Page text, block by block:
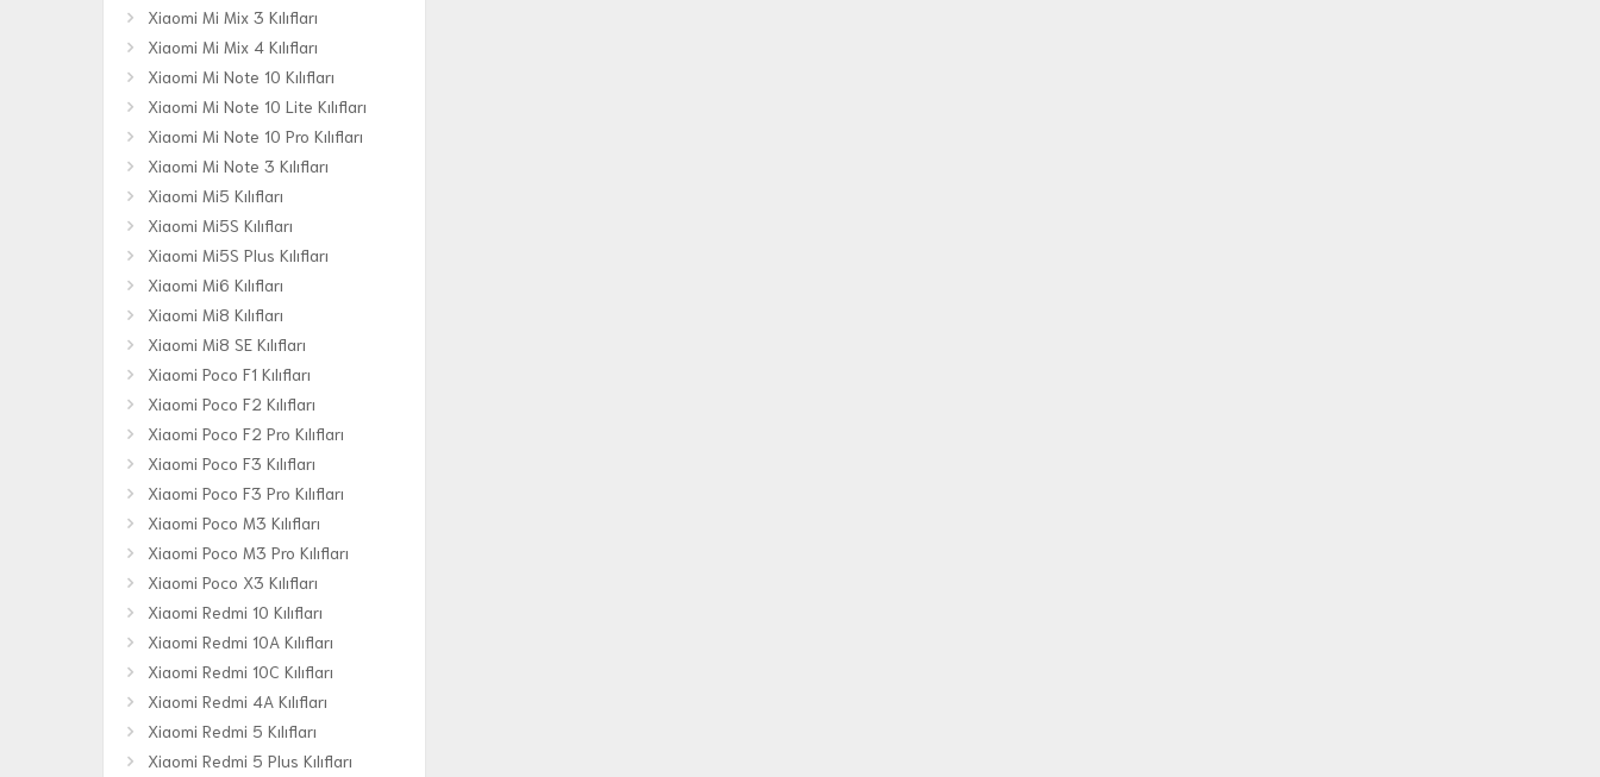
Xiaomi Mi Mix 3 Kılıfları
Xiaomi Mi Mix 4 Kılıfları
Xiaomi Mi Note 10 Kılıfları
Xiaomi Mi Note 10 Lite Kılıfları
Xiaomi Mi Note 10 Pro Kılıfları
Xiaomi Mi Note 3 Kılıfları
Xiaomi Mi5 Kılıfları
Xiaomi Mi5S Kılıfları
Xiaomi Mi5S Plus Kılıfları
Xiaomi Mi6 Kılıfları
Xiaomi Mi8 Kılıfları
Xiaomi Mi8 SE Kılıfları
Xiaomi Poco F1 Kılıfları
Xiaomi Poco F2 Kılıfları
Xiaomi Poco F2 Pro Kılıfları
Xiaomi Poco F3 Kılıfları
Xiaomi Poco F3 Pro Kılıfları
Xiaomi Poco M3 Kılıfları
Xiaomi Poco M3 Pro Kılıfları
Xiaomi Poco X3 Kılıfları
Xiaomi Redmi 10 Kılıfları
Xiaomi Redmi 10A Kılıfları
Xiaomi Redmi 10C Kılıfları
Xiaomi Redmi 4A Kılıfları
Xiaomi Redmi 5 Kılıfları
Xiaomi Redmi 5 Plus Kılıfları